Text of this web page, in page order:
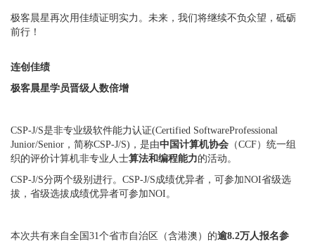
极客晨星再次用佳绩证明实力。未来，我们将继续不负众望，砥砺
前行！
连创佳绩
极客晨星学员晋级人数倍增
CSP-J/S是非专业级软件能力认证(Certified SoftwareProfessional
Junior/Senior，简称CSP-J/S)，是由中国计算机协会 （CCF）统一组
织的评价计算机非专业人士算法和编程能力的活动。
CSP-J/S分两个级别进行。CSP-J/S成绩优异者，可参加NOI省级选
拔，省级选拔成绩优异者可参加NOI。
本次共有来自全国31个省市自治区（含港澳）的逾8.2万人报名参